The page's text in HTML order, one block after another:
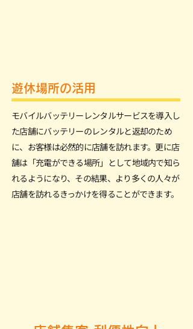
遊休場所の活用
モバイルバッテリーレンタルサービスを導入し
た店舗にバッテリーのレンタルと返却のため
に、お客様は必然的に店舗を訪れます。更に店
舗は「充電ができる場所」として地域内で知ら
れるようになり、その結果、より多くの人々が
店舗を訪れるきっかけを得ることができます。